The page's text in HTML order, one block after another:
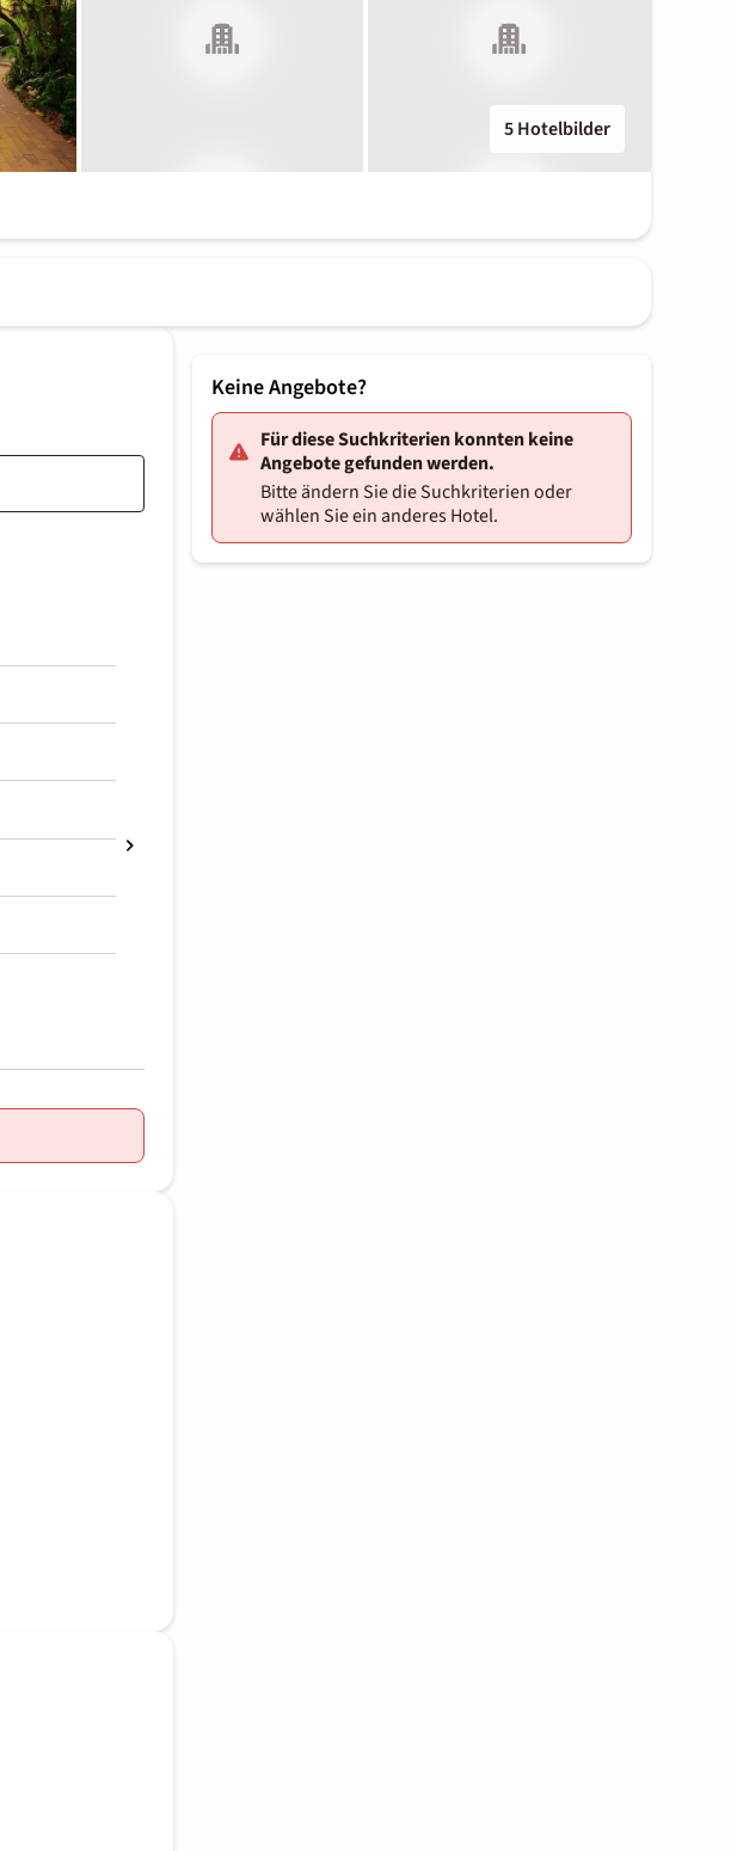
5 Hotelbilder
Keine Angebote?
Für diese Suchkriterien konnten keine
Angebote gefunden werden.
Bitte ändern Sie die Suchkriterien oder
wählen Sie ein anderes Hotel.